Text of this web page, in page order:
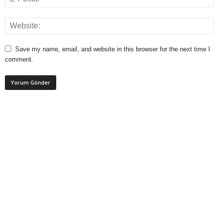
Save my name, email, and website in this browser for the next time I
comment.